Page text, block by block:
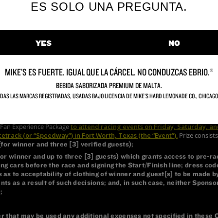
ES SOLO UNA PREGUNTA.
YES NO
MIKE’S ES FUERTE. IGUAL QUE LA CÁRCEL. NO CONDUZCAS EBRIO.®
BEBIDA SABORIZADA PREMIUM DE MALTA.
LAS MARCAS REGISTRADAS, USADAS BAJO LICENCIA DE MIKE’S HARD LEMONADE CO.,